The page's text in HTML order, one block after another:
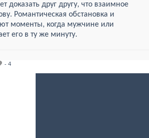
доказать друг другу, что взаимное
Романтическая обстановка и
моменты, когда мужчине или
его в ту же минуту.
- 4